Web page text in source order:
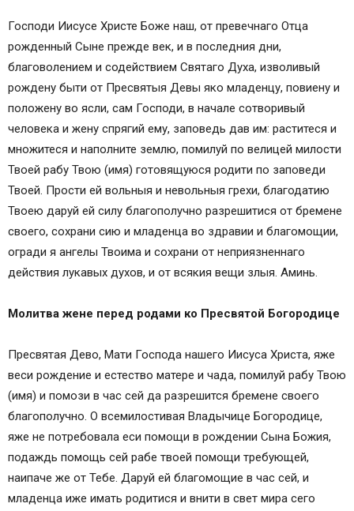
Господи Иисусе Христе Боже наш, от превечнаго Отца
рожденный Сыне прежде век, и в последния дни,
благоволением и содействием Святаго Духа, изволивый
рождену быти от Пресвятыя Девы яко младенцу, повиену и
положену во ясли, сам Господи, в начале сотворивый
человека и жену спрягий ему, заповедь дав им: раститеся и
множитеся и наполните землю, помилуй по велицей милости
Твоей рабу Твою (имя) готовящуюся родити по заповеди
Твоей. Прости ей вольныя и невольныя грехи, благодатию
Твоею даруй ей силу благополучно разрешитися от бремене
своего, сохрани сию и младенца во здравии и благомощии,
огради я ангелы Твоима и сохрани от неприязненнаго
действия лукавых духов, и от всякия вещи злыя. Аминь.
Молитва жене перед родами ко Пресвятой Богородице
Пресвятая Дево, Мати Господа нашего Иисуса Христа, яже
веси рождение и естество матере и чада, помилуй рабу Твою
(имя) и помози в час сей да разрешится бремене своего
благополучно. О всемилостивая Владычице Богородице,
яже не потребовала еси помощи в рождении Сына Божия,
подаждь помощь сей рабе твоей помощи требующей,
наипаче же от Тебе. Даруй ей благомощие в час сей, и
младенца иже имать родитися и внити в свет мира сего